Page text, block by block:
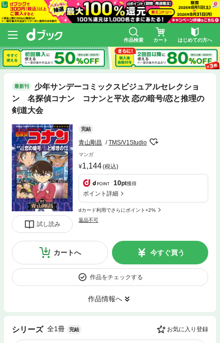
作品検索 カート はじめての方へ
最新刊
少年サンデーコミックスビジュアルセレクショ
ン 名探偵コナン コナンと平次 恋の暗号/恋と推理の
剣道大会
試し読み
完結
青山剛昌 TMS/V1Studio
マンガ
1,144(税込)
10pt獲得
ポイント詳細
dカード利用でさらにポイント+2%
返品不可
カートへ 今すぐ買う
作品をチェックする
作品情報へ
シリーズ 全1冊 完結 お気に入り登録